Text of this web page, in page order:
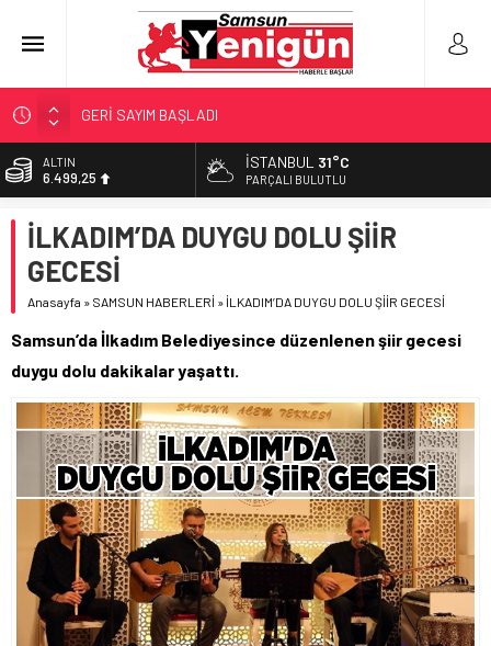
GERİ SAYIM BAŞLADI
SAMSUNSPOR’DA HEDEF 5’İNCİLİK!
‘BAFRA’YA YATIRIM YAPIN!’
YÖNETİCİ SEÇERKEN YAPILAN EN BÜYÜK HATALAR
ALTIN
6.499,25
13.798,82
DOLAR
47,5921
54,9747
İSTANBUL 31°C
PARÇALI BULUTLU
İLKADIM’DA DUYGU DOLU ŞİİR
GECESİ
Anasayfa » SAMSUN HABERLERİ » İLKADIM’DA DUYGU DOLU ŞİİR GECESİ
Samsun’da İlkadım Belediyesince düzenlenen şiir gecesi
duygu dolu dakikalar yaşattı.